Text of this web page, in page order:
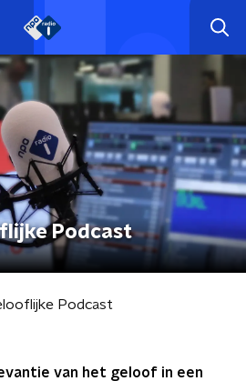
Podcast
Podcast
van het geloof in een